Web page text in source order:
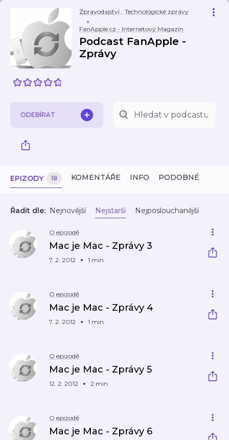
Zpravodajství, Technologické zprávy
FanApple.cz - Internetový Magazín
Podcast FanApple -
Zprávy
ODEBÍRAT
EPIZODY 18 KOMENTÁŘE INFO PODOBNÉ
Řadit dle: Nejnovější Nejstarší Nejposlouchanější
O epizodě
Mac je Mac - Zprávy 3
7. 2. 2012 1 min
O epizodě
Mac je Mac - Zprávy 4
7. 2. 2012 1 min
O epizodě
Mac je Mac - Zprávy 5
12. 2. 2012 2 min
O epizodě
Mac je Mac - Zprávy 6